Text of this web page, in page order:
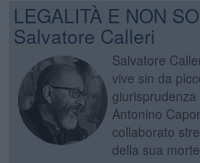
LEGALITÀ E NON
Salvatore Calleri
Salvatore
vive sin da
Antonino
collaborato
della sua